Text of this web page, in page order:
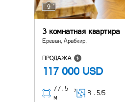
9
3 комнатная квартира
Ереван, Арабкир,
ПРОДАЖА
117 000 USD
77․5
м
2 Հ ․ 5/5